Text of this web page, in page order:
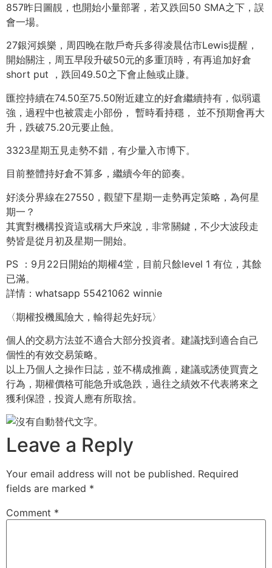
857昨日圖靚，也開始小量部署，若又跌回50 SMA之下，誤
會一場。
27銀河娛樂，周四晚在散戶奇兵多得凌晨估市Lewis提醒，
開始關注，周五早段升破50元的多重頂時，有再追加好倉
short put ，跌回49.50之下會止蝕或止賺。
匯控持續在74.50至75.50附近建立的好倉繼續持有，似弱還
強，過程中也被震走小部份， 暫時看持穩， 並不預期會再大
升，跌破75.20元要止蝕。
3323星期五見走勢不錯，有少量入市博下。
目前整體持好倉不算多，繼續今年的節奏。
好淡分界線在27550，觀望下星期一走勢再定策略，為何星
期一？
其實對機構投資這或稱大戶來說，非常關鍵，不少大波段走
勢皆是從月初及星期一開始。
PS ：9月22日開始的期權4堂，目前只餘level 1 有位，其餘
已滿。
詳情：whatsapp 55421062 winnie
〈期權投機風險大，輸得起先好玩〉
個人的交易方法並不適合大部分投資者。建議找到適合自己
個性的有效交易策略。
以上乃個人之操作日誌，並不構成推薦，建議或誘使買賣之
行為，期權價格可能急升或急跌，過往之績效不代表將來之
獲利保證，投資人應有所取捨。
Leave a Reply
Your email address will not be published. Required
fields are marked *
Comment *